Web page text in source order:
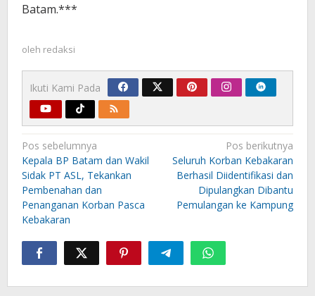
Batam.***
oleh redaksi
Ikuti Kami Pada
Navigasi
pos
Pos sebelumnya
Kepala BP Batam dan Wakil
Sidak PT ASL, Tekankan
Pembenahan dan
Penanganan Korban Pasca
Kebakaran
Pos berikutnya
Seluruh Korban Kebakaran
Berhasil Diidentifikasi dan
Dipulangkan Dibantu
Pemulangan ke Kampung